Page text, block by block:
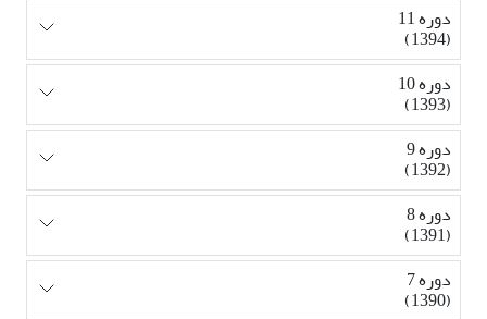
دوره 11
(1394)
دوره 10
(1393)
دوره 9
(1392)
دوره 8
(1391)
دوره 7
(1390)